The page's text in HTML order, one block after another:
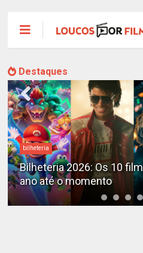
Destaques
Destaques
X-Men no MCU: Marvel
além do reboot